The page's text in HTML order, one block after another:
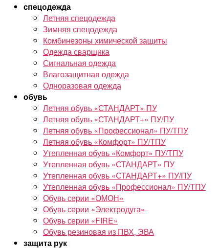
спецодежда
Летняя спецодежда
Зимняя спецодежда
Комбинезоны химической защиты
Одежда сварщика
Сигнальная одежда
Влагозащитная одежда
Одноразовая одежда
обувь
Летняя обувь «СТАНДАРТ» ПУ
Летняя обувь «СТАНДАРТ+» ПУ/ПУ
Летняя обувь «Профессионал» ПУ/ТПУ
Летняя обувь «Комфорт» ПУ/ТПУ
Утепленная обувь «Комфорт» ПУ/ТПУ
Утепленная обувь «СТАНДАРТ» ПУ
Утепленная обувь «СТАНДАРТ+» ПУ/ПУ
Утепленная обувь «Профессионал» ПУ/ТПУ
Обувь серии «ОМОН»
Обувь серии «Электродуга»
Обувь серии «FIRE»
Обувь резиновая из ПВХ, ЭВА
защита рук